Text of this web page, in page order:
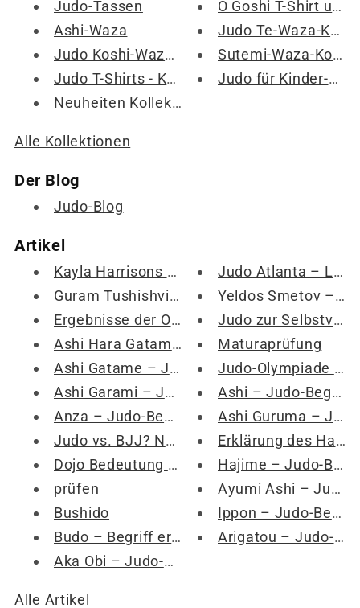
Judo-Tassen
O Goshi T-Shirt und Marchandise Kollektion
Ashi-Waza
Judo Te-Waza-Kollektion – Ausrüstung der Handwurfhelden
Judo Koshi-Waza-Kollektion – Ausrüstung für Hüftwurf-Helden
Sutemi-Waza-Kollektion – Vorsicht beim Werfen – Gewinnen Sie mit Stil
Judo T-Shirts - Kollektion von Judo T-Shirts
Judo für Kinder-Kollektion
Neuheiten Kollektion - Judoshop.com
Alle Kollektionen
Der Blog
Judo-Blog
Artikel
Kayla Harrisons Judo-Reise – Von der Judo-Meisterin zur MMA-Kraft
Judo Atlanta – Liste der Judo-Clubs im Raum Atlanta
Guram Tushishvili disqualifiziert – JUDO-DRAMA mit Teddy Riner
Yeldos Smetov – Judoka-Profil
Ergebnisse der Olympischen Judospiele 2024 – Gold-, Silber- und Bronzemedaillengewinner
Judo zur Selbstverteidigung – Hier erfahren Sie, warum Judo am besten zur Selbstverteidigung geeignet ist
Ashi Hara Gatame – Judo-Begriff erklärt
Maturaprüfung
Ashi Gatame – Judo-Begriff erklärt
Judo-Olympiade 2024: Highlights, Athleten und Termine
Ashi Garami – Judo-Begriff erklärt
Ashi – Judo-Begriff erklärt
Anza – Judo-Begriff erklärt
Ashi Guruma – Judo-Begriff erklärt
Judo vs. BJJ? Natürlich Judo! Judo ist besser!
Erklärung des Hantei-Judo-Begriffs
Dojo Bedeutung (aktualisiert 2023)
Hajime – Judo-Begriff erklärt
prüfen
Ayumi Ashi – Judo-Fußarbeit erklärt
Bushido
Ippon – Judo-Begriff erklärt
Budo – Begriff erklärt
Arigatou – Judo-Begriff erklärt
Aka Obi – Judo-Begriff erklärt
Alle Artikel